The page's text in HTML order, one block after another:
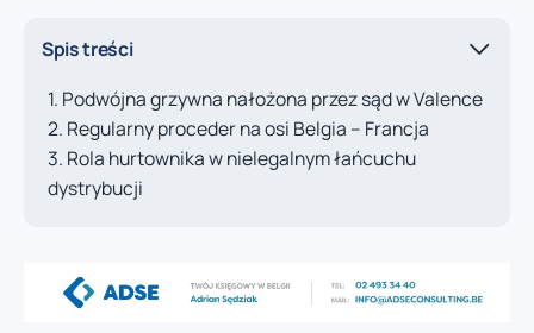
Spis treści
Podwójna grzywna nałożona przez sąd w Valence
Regularny proceder na osi Belgia – Francja
Rola hurtownika w nielegalnym łańcuchu
dystrybucji